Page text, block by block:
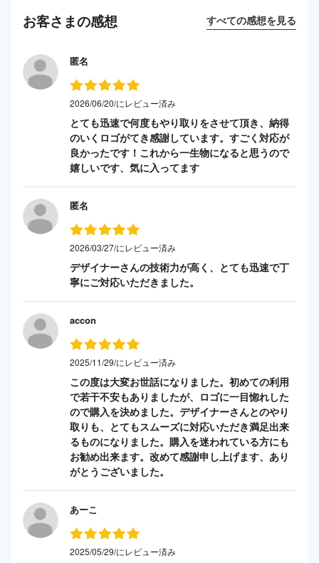
お客さまの感想 すべての感想を見る
匿名
2026/06/20/にレビュー済み
とても迅速で何度もやり取りをさせて頂き、納得
のいくロゴがてき感謝しています。すごく対応が
良かったです！これから一生物になると思うので
嬉しいです、気に入ってます
匿名
2026/03/27/にレビュー済み
デザイナーさんの技術力が高く、とても迅速で丁
寧にご対応いただきました。
accon
2025/11/29/にレビュー済み
この度は大変お世話になりました。初めての利用
で若干不安もありましたが、ロゴに一目惚れした
ので購入を決めました。デザイナーさんとのやり
取りも、とてもスムーズに対応いただき満足出来
るものになりました。購入を迷われている方にも
お勧め出来ます。改めて感謝申し上げます、あり
がとうございました。
あーこ
2025/05/29/にレビュー済み